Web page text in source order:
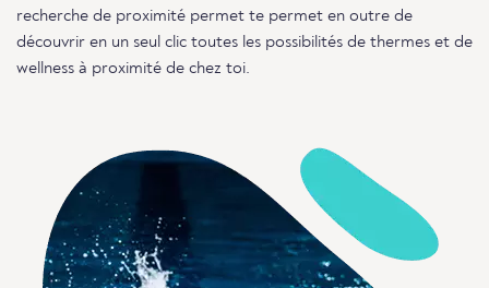
recherche de proximité permet te permet en outre de
découvrir en un seul clic toutes les possibilités de thermes et de
wellness à proximité de chez toi.